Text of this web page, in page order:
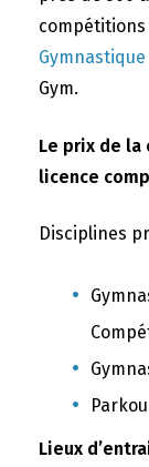
compétitions
Gym.
Le prix de
licence
Disciplines
Lieux